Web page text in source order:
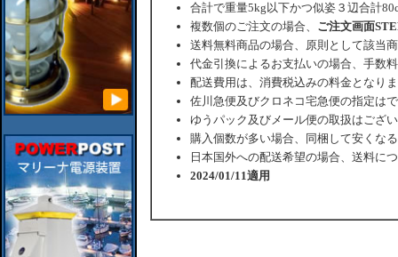
合計で重量5kg以下かつ似姿３辺合計
複数個のご注文の場合、 ご注文画面
送料無料商品の場合、原則として該当
代金引換によるお支払いの場合、手数
配送費用は、消費税込みの料金となり
佐川急便及びクロネコ宅急便の指定は
ゆうパック及びメール便の取扱はござ
購入個数が多い場合、同梱して安くな
日本国外への配送希望の場合、送料に
2024/01/11適用